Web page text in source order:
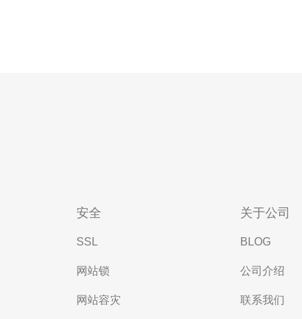
安全
SSL
网站锁
网站容灾
关于公司
BLOG
公司介绍
联系我们